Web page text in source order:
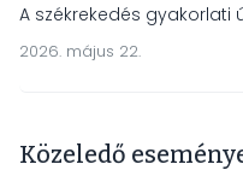
A székrekedés gyakorlati
2026. május 22.
Közeledő